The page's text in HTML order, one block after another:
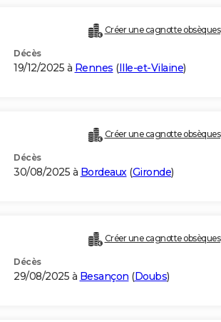
Créer une cagnotte obsèques
Décès
19/12/2025 à Rennes (Ille-et-Vilaine)
Créer une cagnotte obsèques
Décès
30/08/2025 à Bordeaux(Gironde)
Créer une cagnotte obsèques
Décès
29/08/2025 à Besançon (Doubs)